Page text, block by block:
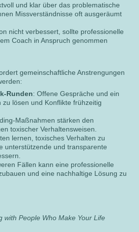
und klar über das problematische
Missverständnisse oft ausgeräumt
nicht verbessert, sollte professionelle
Coach in Anspruch genommen
gemeinschaftliche Anstrengungen
Runden: Offene Gespräche und ein
lösen und Konflikte frühzeitig
Maßnahmen stärken den
toxischer Verhaltensweisen.
lernen, toxisches Verhalten zu
unterstützende und transparente
Fällen kann eine professionelle
und eine nachhaltige Lösung zu
with People Who Make Your Life